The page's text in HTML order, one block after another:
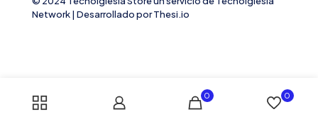
Network| Desarrollado porThesi.io
0 0